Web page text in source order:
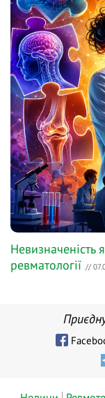
Невизначеність
ревматології //